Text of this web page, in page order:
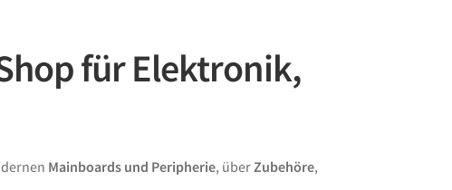
für Elektronik,
Mainboards und Peripherie, überZubehöre,